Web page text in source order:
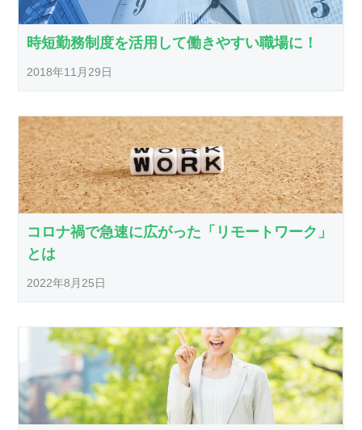
時短勤務制度を活用して働きやすい職場に！
2018年11月29日
コロナ禍で急速に広がった「リモートワーク」
とは
2022年8月25日